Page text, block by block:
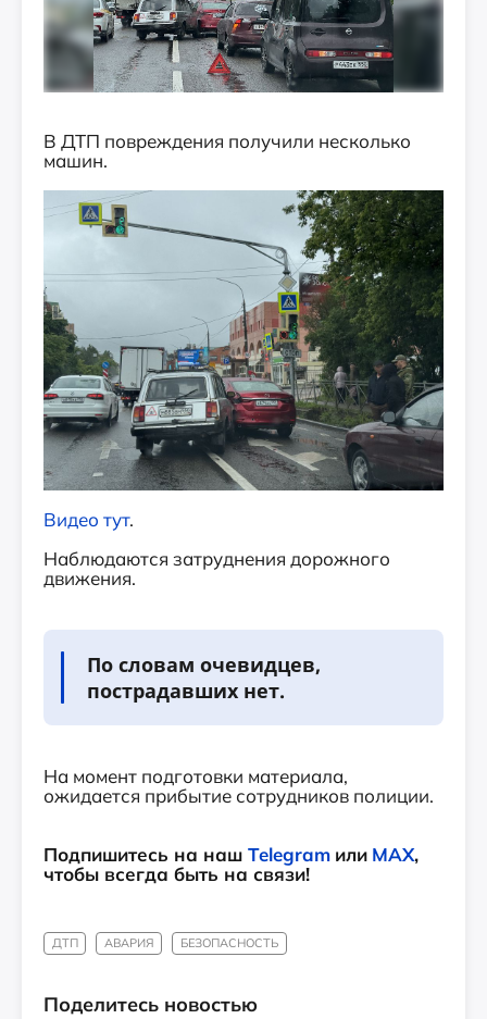
В ДТП повреждения получили несколько
машин.
Видео тут.
Наблюдаются затруднения дорожного
движения.
По словам очевидцев,
пострадавших нет.
На момент подготовки материала,
ожидается прибытие сотрудников полиции.
Подпишитесь на наш Telegram или MAX,
чтобы всегда быть на связи!
ДТП АВАРИЯ БЕЗОПАСНОСТЬ
Поделитесь новостью